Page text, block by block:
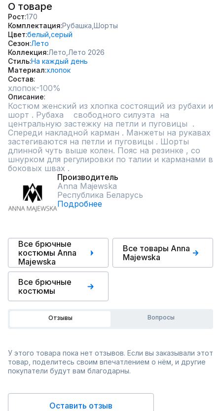
О товаре
Рост 170
Комплектация Рубашка, Шорты
Цвет белый, серый
Сезон Лето
Коллекция Лето, Лето 2026
СтильНа каждый день
Материал хлопок
Состав
хлопок-100%
Описание
Костюм женский из хлопка состоящий из рубахи и
шорт . Рубаха    свободного силуэта  на
центральную застежку на петли и пуговицы  .
Спереди накладной карман . Манжеты на рукавах
застегиваются на петли и пуговицы . Шорты
длинной чуть выше колен. Пояс на резинке , со
шнурком для регулировки по талии и карманами в
боковых швах .
Производитель
Anna Majewska
Республика Беларусь
Подробнее
Все брючные
костюмы Anna
Majewska
Все товары Anna
Majewska
Все брючные
костюмы
Отзывы Вопросы
У этого товара пока нет отзывов. Если вы заказывали этот
товар, поделитесь своим впечатлением о нём, и другие
покупатели будут вам благодарны.
Оставить отзыв